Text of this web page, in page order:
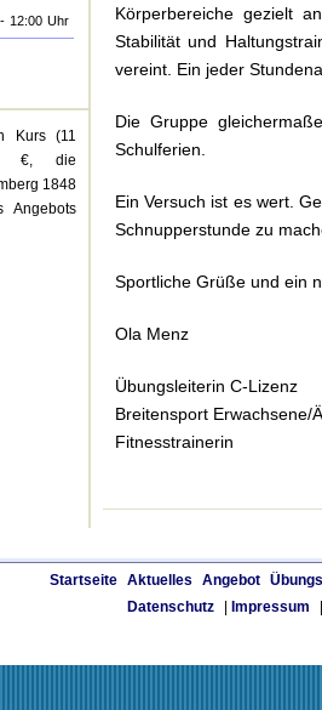
- 12:00 Uhr
Kurs (11
€, die
1848
Angebots
Körperbereiche gezielt
Stabilität und
vereint. Ein jeder
Die Gruppe
Schulferien.
Ein Versuch ist es wert.
Schnupperstunde zu
Sportliche Grüße und ein
Ola Menz
Übungsleiterin C-Lizenz
Breitensport Erwachsene/
Fitnesstrainerin
Startseite Aktuelles Angebot
Datenschutz
Impressum